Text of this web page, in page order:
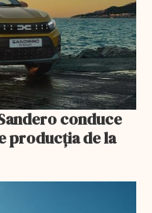
conduce
producția de la